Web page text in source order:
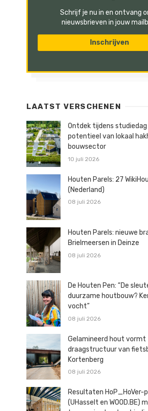
Schrijf je nu in en ontvang
nieuwsbrieven in jouw
LAATST VERSCHENEN
Ontdek tijdens
potentieel van lokaal
bouwsector
10 juli 2026
Houten Parels: 27
(Nederland)
08 juli 2026
Houten Parels: nieuwe
Brielmeersen in Deinze
08 juli 2026
De Houten Pen: “De
duurzame houtbouw?
vocht”
08 juli 2026
Gelamineerd hout vormt
draagstructuur van
Kortenberg
08 juli 2026
Resultaten HoP_HoVer-
(UHasselt en WOOD.BE)